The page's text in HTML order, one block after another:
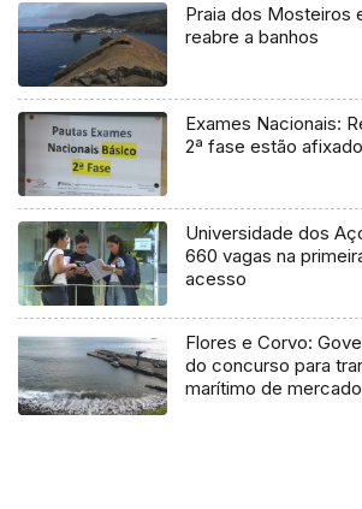
Praia dos Mosteiros
reabre a banhos
Exames Nacionais:
2ª fase estão
Universidade dos
660 vagas na
acesso
Flores e Corvo:
do concurso para
marítimo de